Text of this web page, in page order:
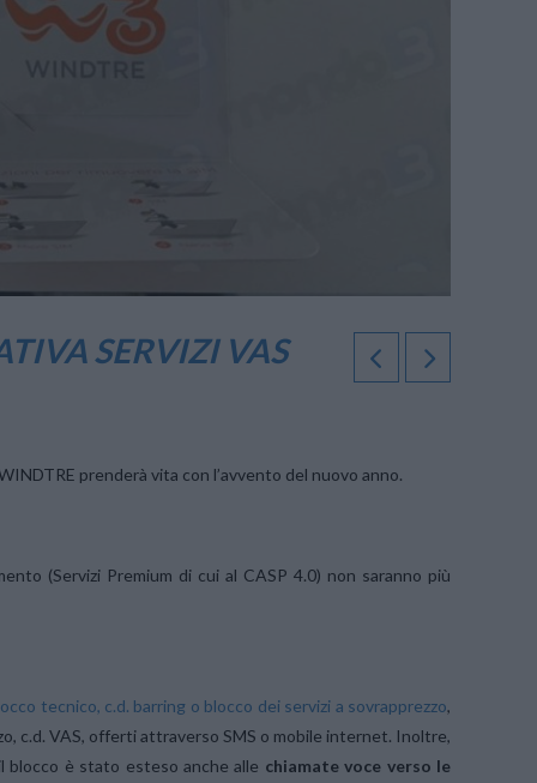
SERVIZI VAS
prenderà vita con l’avvento del nuovo anno.
(Servizi Premium di cui al CASP 4.0) non saranno più
tecnico, c.d. barring o blocco dei servizi a sovrapprezzo,
c.d. VAS, offerti attraverso SMS o mobile internet. Inoltre,
blocco è stato esteso anche alle chiamate voce verso le